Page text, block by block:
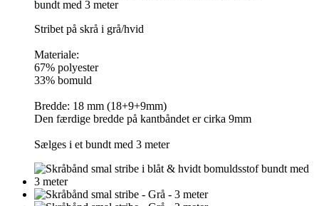
Stribet på skrå i grå/hvid
Materiale:
67% polyester
33% bomuld
Bredde: 18 mm (18+9+9mm)
Den færdige bredde på kantbåndet er cirka 9mm
Sælges i et bundt med 3 meter